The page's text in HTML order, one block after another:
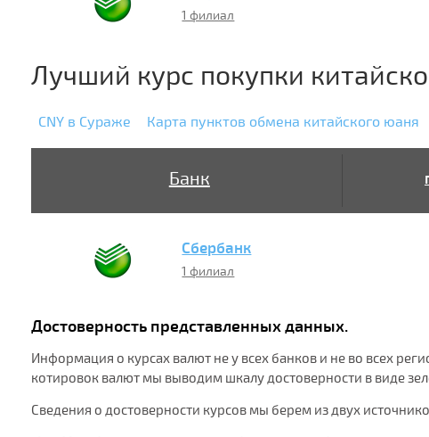
1 филиал
Лучший курс покупки
CNY в Сураже Карта пунктов обмена китайского юаня
Банк
Сбербанк
1 филиал
Достоверность представленных данных.
Информация о курсах валют не у всех банков и не во всех
котировок валют мы выводим шкалу достоверности в виде
Сведения о достоверности курсов мы берем из двух